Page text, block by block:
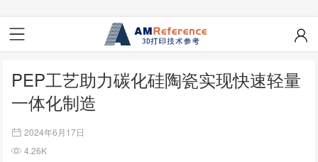
PEP工艺助力碳化硅陶瓷实现快速轻量
一体化制造
2024年6月17日
4.26K